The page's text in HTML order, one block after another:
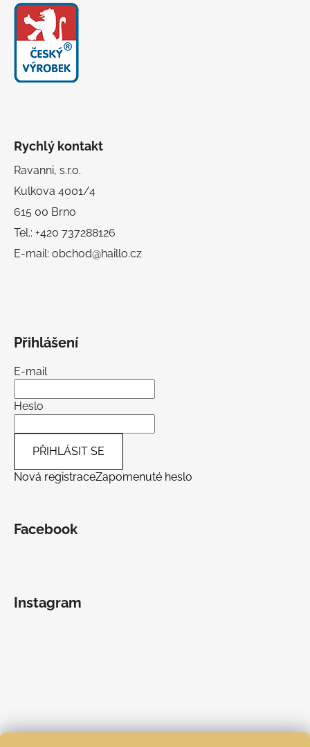
Rychlý kontakt
Ravanni, s.r.o.
Kulkova 4001/4
615 00 Brno
Tel.: +420 737288126
E-mail: obchod@haillo.cz
Přihlášení
E-mail
Heslo
PŘIHLÁSIT SE
Nová registraceZapomenuté heslo
Facebook
Instagram